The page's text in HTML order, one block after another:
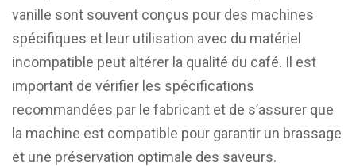
vanille sont souvent conçus pour des machines
spécifiques et leur utilisation avec du matériel
incompatible peut altérer la qualité du café. Il est
important de vérifier les spécifications
recommandées par le fabricant et de s’assurer que
la machine est compatible pour garantir un brassage
et une préservation optimale des saveurs.